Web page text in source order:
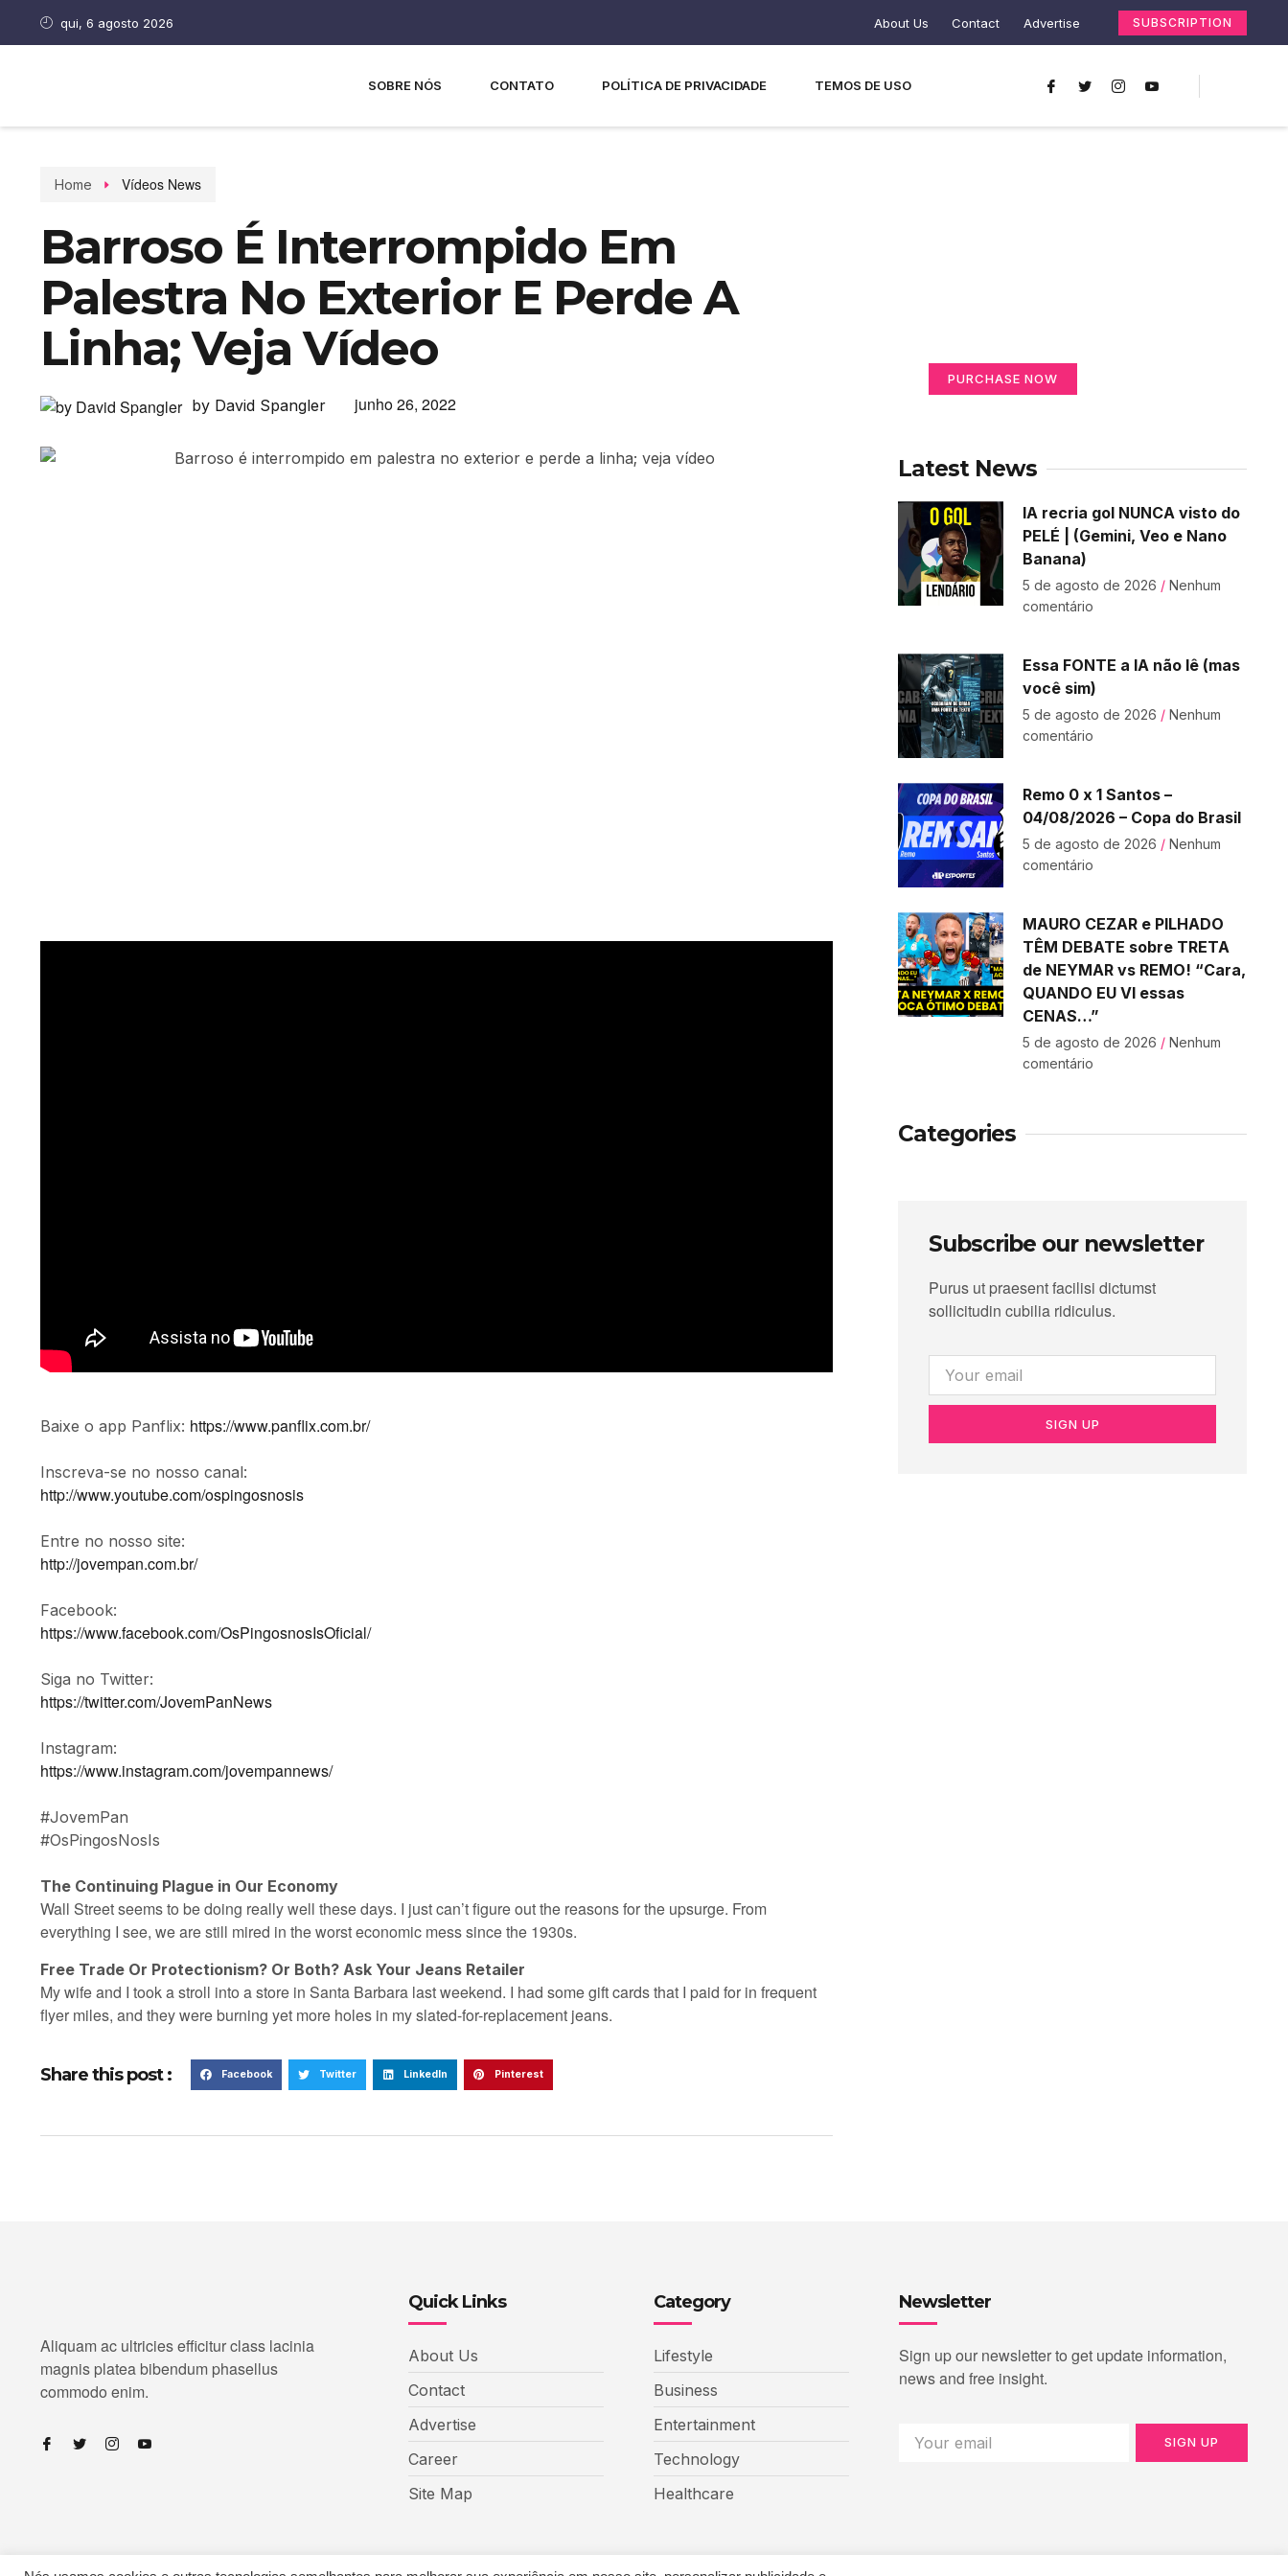
qui, 6 agosto 2026 About Us Contact Advertise SUBSCRIPTION
SOBRE NÓS CONTATO POLÍTICA DE PRIVACIDADE TEMOS DE USO
Home Vídeos News
Barroso É Interrompido Em
Palestra No Exterior E Perde A
Linha; Veja Vídeo
by David Spangler junho 26, 2022
Baixe o app Panflix: https://www.panflix.com.br/
Inscreva-se no nosso canal:
http://www.youtube.com/ospingosnosis
Entre no nosso site:
http://jovempan.com.br/
Facebook:
https://www.facebook.com/OsPingosnosIsOficial/
Siga no Twitter:
https://twitter.com/JovemPanNews
Instagram:
https://www.instagram.com/jovempannews/
#JovemPan
#OsPingosNosIs
The Continuing Plague in Our Economy
Wall Street seems to be doing really well these days. I just can’t figure out the reasons for the upsurge. From
everything I see, we are still mired in the worst economic mess since the 1930s.
Free Trade Or Protectionism? Or Both? Ask Your Jeans Retailer
My wife and I took a stroll into a store in Santa Barbara last weekend. I had some gift cards that I paid for in frequent
flyer miles, and they were burning yet more holes in my slated-for-replacement jeans.
Share this post : Facebook Twitter LinkedIn Pinterest
PURCHASE NOW
Latest News
IA recria gol NUNCA visto do
PELÉ | (Gemini, Veo e Nano
Banana)
5 de agosto de 2026 Nenhum
comentário
Essa FONTE a IA não lê (mas
você sim)
5 de agosto de 2026 Nenhum
comentário
Remo 0 x 1 Santos –
04/08/2026 – Copa do Brasil
5 de agosto de 2026 Nenhum
comentário
MAURO CEZAR e PILHADO
TÊM DEBATE sobre TRETA
de NEYMAR vs REMO! “Cara,
QUANDO EU VI essas
CENAS…”
5 de agosto de 2026 Nenhum
comentário
Categories
Subscribe our newsletter
Purus ut praesent facilisi dictumst
sollicitudin cubilia ridiculus.
SIGN UP
Aliquam ac ultricies efficitur class lacinia
magnis platea bibendum phasellus
commodo enim.
Quick Links
About Us
Contact
Advertise
Career
Site Map
Category
Lifestyle
Business
Entertainment
Technology
Healthcare
Newsletter
Sign up our newsletter to get update information,
news and free insight.
SIGN UP